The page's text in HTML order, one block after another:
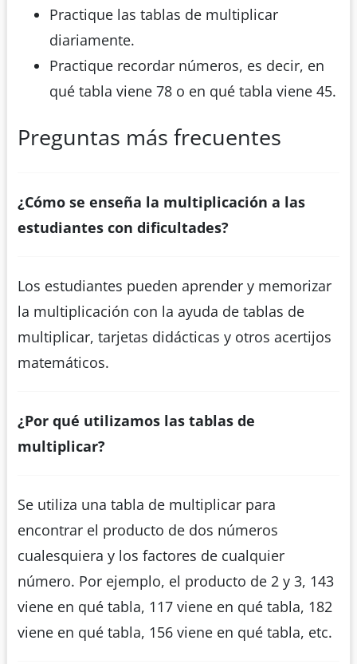
Practique las tablas de multiplicar
diariamente.
Practique recordar números, es decir, en
qué tabla viene 78 o en qué tabla viene 45.
Preguntas más frecuentes
¿Cómo se enseña la multiplicación a las
estudiantes con dificultades?
Los estudiantes pueden aprender y memorizar
la multiplicación con la ayuda de tablas de
multiplicar, tarjetas didácticas y otros acertijos
matemáticos.
¿Por qué utilizamos las tablas de
multiplicar?
Se utiliza una tabla de multiplicar para
encontrar el producto de dos números
cualesquiera y los factores de cualquier
número. Por ejemplo, el producto de 2 y 3, 143
viene en qué tabla, 117 viene en qué tabla, 182
viene en qué tabla, 156 viene en qué tabla, etc.